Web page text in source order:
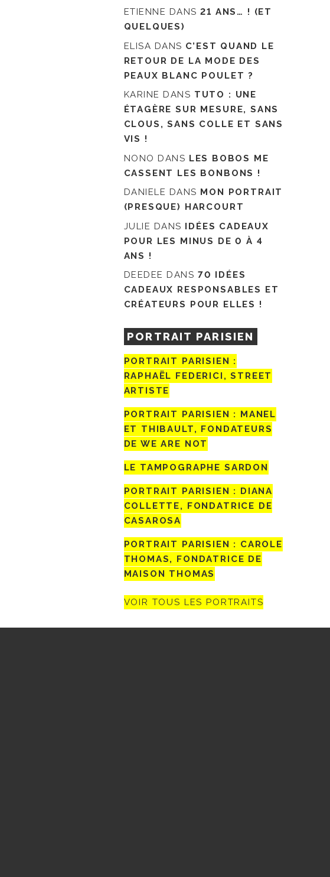
ETIENNE DANS21 ANS… ! (ET
QUELQUES)
ELISA DANS C’EST QUAND LE
RETOUR DE LA MODE DES
PEAUX BLANC POULET ?
KARINE DANS TUTO : UNE
ÉTAGÈRE SUR MESURE, SANS
CLOUS, SANS COLLE ET SANS
VIS !
NONO DANS LES BOBOS ME
CASSENT LES BONBONS !
DANIELE DANS MON PORTRAIT
(PRESQUE) HARCOURT
JULIE DANS IDÉES CADEAUX
POUR LES MINUS DE 0 À 4
ANS !
DEEDEE DANS 70 IDÉES
CADEAUX RESPONSABLES ET
CRÉATEURS POUR ELLES !
PORTRAIT PARISIEN
PORTRAIT PARISIEN :
RAPHAËL FEDERICI, STREET
ARTISTE
PORTRAIT PARISIEN : MANEL
ET THIBAULT, FONDATEURS
DE WE ARE NOT
LE TAMPOGRAPHE SARDON
PORTRAIT PARISIEN : DIANA
COLLETTE, FONDATRICE DE
CASAROSA
PORTRAIT PARISIEN : CAROLE
THOMAS, FONDATRICE DE
MAISON THOMAS
VOIR TOUS LES PORTRAITS